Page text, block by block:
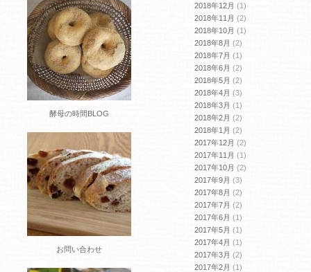
酵母の時間BLOG
お問い合わせ
2018年12月 (1)
2018年11月 (2)
2018年10月 (1)
2018年8月 (2)
2018年7月 (1)
2018年6月 (2)
2018年5月 (2)
2018年4月 (3)
2018年3月 (1)
2018年2月 (2)
2018年1月 (2)
2017年12月 (2)
2017年11月 (1)
2017年10月 (2)
2017年9月 (3)
2017年8月 (2)
2017年7月 (2)
2017年6月 (1)
2017年5月 (1)
2017年4月 (1)
2017年3月 (2)
2017年2月 (1)